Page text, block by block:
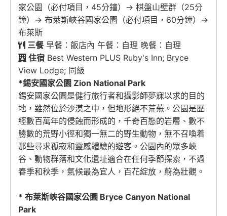
家公園（必付項目，45分鐘）→ 棋盤山壁群（25分
鐘）→ 布萊斯峽谷國家公園（必付項目，60分鐘）→
布萊斯
三餐早餐：飯店內 午餐：自理 晚餐：自理
住宿 Best Western PLUS Ruby's Inn; Bryce
View Lodge; 同級
*錫安國家公園 Zion National Park
錫安國家公園是健行旅行者和攝影師夢寐以求的目的
地，雖然位於沙漠之中，但地形絕不荒蕪。公園是歷
經數百萬年的侵蝕而形成的，千奇百態的岩層、數不
勝數的荒野小徑和獨一無二的野生動物，無不召喚着
那些尋求孤寂和靈感體驗的遊客。公園內的眾多峽
谷、動物群落和文化遺址適合在任何季節探索，不過
春季和秋季，氣候最為宜人，百花綻放，蔚為壯觀。
* 布萊斯峽谷國家公園 Bryce Canyon National
Park